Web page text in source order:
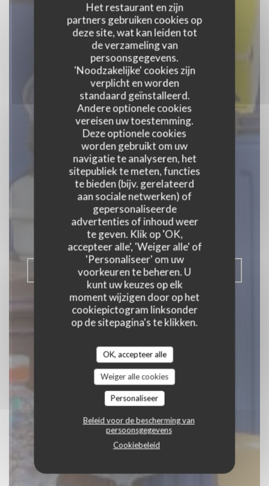
Het restaurant en zijn
partners gebruiken cookies op
deze site, wat kan leiden tot
de verzameling van
persoonsgegevens.
'Noodzakelijke' cookies zijn
verplicht en worden
standaard geïnstalleerd.
Andere optionele cookies
vereisen uw toestemming.
Deze optionele cookies
worden gebruikt om uw
navigatie te analyseren, het
sitepubliek te meten, functies
te bieden (bijv. gerelateerd
aan sociale netwerken) of
gepersonaliseerde
advertenties of inhoud weer
te geven. Klik op 'OK,
accepteer alle', 'Weiger alle' of
'Personaliseer' om uw
voorkeuren te beheren. U
kunt uw keuzes op elk
moment wijzigen door op het
cookiepictogram linksonder
op de sitepagina's te klikken.
OK, accepteer alle
Weiger alle cookies
Personaliseer
Beleid voor de bescherming van
persoonsgegevens
Cookiebeleid
Chez Raoul
Estaminet
BELGISCHE STIJLBALK|
RESERVEER EEN TAFEL